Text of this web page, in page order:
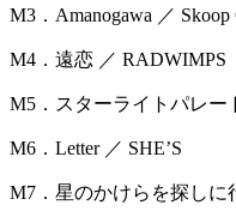
M3．Amanogawa ／ Skoop
M4．遠恋 ／ RADWIMPS
M5．スターライトパレー
M6．Letter ／ SHE’S
M7．星のかけらを探しに